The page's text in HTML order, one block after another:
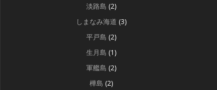
淡路島 (2)
しまなみ海道 (3)
平戸島 (2)
生月島 (1)
軍艦島 (2)
樺島 (2)